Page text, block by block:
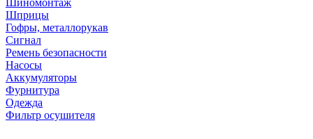
Шиномонтаж
Шприцы
Гофры, металлорукав
Сигнал
Ремень безопасности
Насосы
Аккумуляторы
Фурнитура
Одежда
Фильтр осушителя